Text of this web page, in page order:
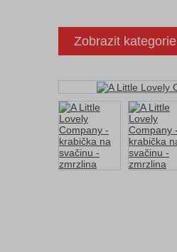
Zobrazit kategorie